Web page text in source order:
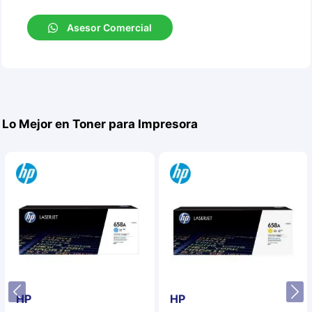
Asesor Comercial
Lo Mejor en Toner para Impresora
HP HP